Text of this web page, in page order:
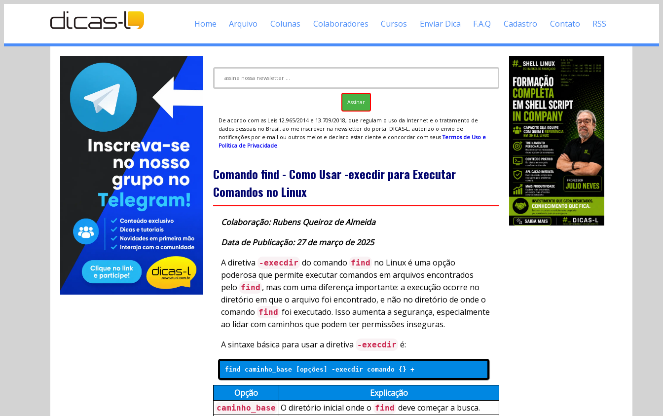
Home Arquivo Colunas Colaboradores Cursos Enviar Dica F.A.Q Cadastro Contato RSS
De acordo com as Leis 12.965/2014 e 13.709/2018, que regulam o uso da Internet e o tratamento de
dados pessoais no Brasil, ao me inscrever na newsletter do portal DICAS-L, autorizo o envio de
notificações por e-mail ou outros meios e declaro estar ciente e concordar com seusTermos de Uso e
Política de Privacidade.
Comando find - Como Usar -execdir para Executar
Comandos no Linux
Colaboração: Rubens Queiroz de Almeida
Data de Publicação: 27 de março de 2025
A diretiva -execdir do comando find no Linux é uma opção
poderosa que permite executar comandos em arquivos encontrados
pelo find , mas com uma diferença importante: a execução ocorre no
diretório em que o arquivo foi encontrado, e não no diretório de onde o
comando find foi executado. Isso aumenta a segurança, especialmente
ao lidar com caminhos que podem ter permissões inseguras.
A sintaxe básica para usar a diretiva -execdir é:
find caminho_base [opções] -execdir comando {} +
Opção Explicação
caminho_base O diretório inicial onde o find deve começar a busca.